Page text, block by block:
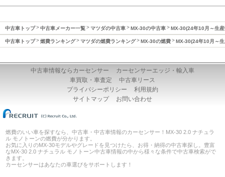
中古車トップ 中古車メーカー一覧 マツダの中古車 MX-30の中古車 MX-30(24年10月～生
中古車トップ 燃費ランキング マツダの燃費ランキング MX-30の燃費 MX-30(24年10月～
中古車情報ならカーセンサー
カーセンサーエッジ・輸入車
車買取・車査定
中古車リース
プライバシーポリシー
利用規約
サイトマップ
お問い合わせ
燃費のいい車を探すなら、中古車・中古車情報のカーセンサー！MX-30 2.0 ナチュラ
ル モノトーンの燃費が分かります。
お気に入りのMX-30モデルやグレードを見つけたら、お得・納得の中古車探し。豊富
なMX-30 2.0 ナチュラル モノトーン中古車情報の中から様々な条件で中古車検索がで
きます。
カーセンサーはあなたの車選びをサポートします！